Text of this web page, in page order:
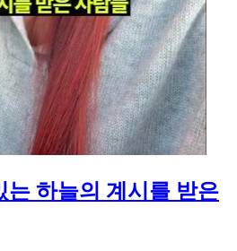
는 하늘의 계시를 받은